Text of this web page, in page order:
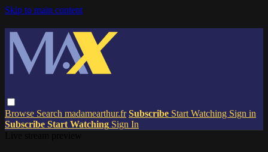
Skip to main content
Browse Search madamearthur.fr Subscribe Start Watching Sign in
Subscribe Start Watching Sign In